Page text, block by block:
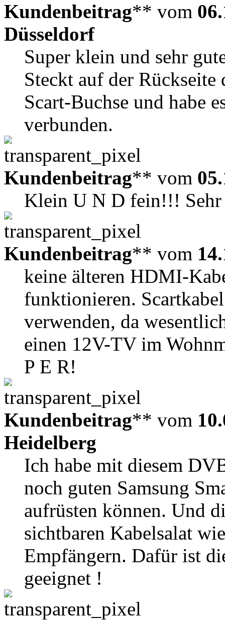
Kundenbeitrag** vom
Düsseldorf
Super klein und sehr
Steckt auf der
Scart-Buchse und habe
verbunden.
Kundenbeitrag** vom
Klein U N D fein!!!
Kundenbeitrag** vom
keine älteren HDMI-
funktionieren.
verwenden, da
einen 12V-TV im
P E R!
Kundenbeitrag** vom
Heidelberg
Ich habe mit diesem
noch guten Samsung
aufrüsten können. Und
sichtbaren Kabelsalat
Empfängern. Dafür ist
geeignet !